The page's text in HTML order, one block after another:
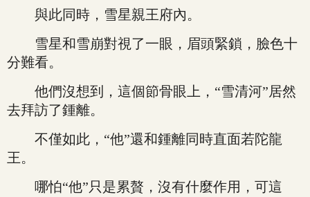
與此同時，雪星親王府內。
雪星和雪崩對視了一眼，眉頭緊鎖，臉色十
分難看。
他們沒想到，這個節骨眼上，“雪清河”居然
去拜訪了鍾離。
不僅如此，“他”還和鍾離同時直面若陀龍
王。
哪怕“他”只是累贅，沒有什麼作用，可這